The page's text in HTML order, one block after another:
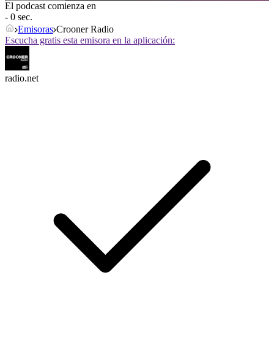
El podcast comienza en
- 0 sec.
Emisoras Crooner Radio
Escucha gratis esta emisora en la aplicación:
radio.net